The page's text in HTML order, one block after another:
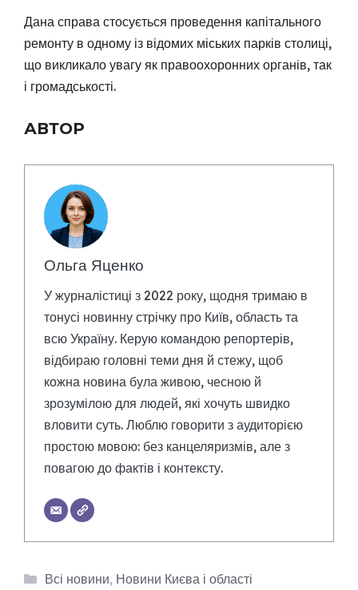
Дана справа стосується проведення капітального
ремонту в одному із відомих міських парків столиці,
що викликало увагу як правоохоронних органів, так
і громадськості.
АВТОР
Ольга Яценко
У журналістиці з 2022 року, щодня тримаю в
тонусі новинну стрічку про Київ, область та
всю Україну. Керую командою репортерів,
відбираю головні теми дня й стежу, щоб
кожна новина була живою, чесною й
зрозумілою для людей, які хочуть швидко
вловити суть. Люблю говорити з аудиторією
простою мовою: без канцеляризмів, але з
повагою до фактів і контексту.
Категорії
Всі новини, Новини Києва і області